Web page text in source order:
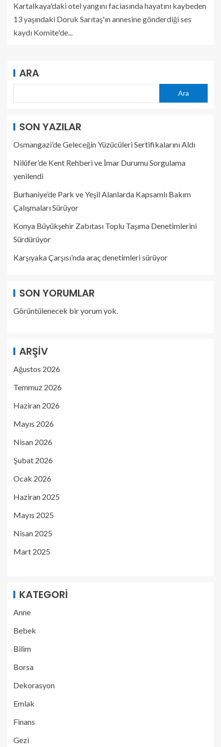
Kartalkaya'daki otel yangını faciasında hayatını kaybeden
13 yaşındaki Doruk Sarıtaş'ın annesine gönderdiği ses
kaydı Komite'de...
ARA
Ara
SON YAZILAR
Osmangazi’de Geleceğin Yüzücüleri Sertifikalarını Aldı
Nilüfer’de Kent Rehberi ve İmar Durumu Sorgulama
yenilendi
Burhaniye’de Park ve Yeşil Alanlarda Kapsamlı Bakım
Çalışmaları Sürüyor
Konya Büyükşehir Zabıtası Toplu Taşıma Denetimlerini
Sürdürüyor
Karşıyaka Çarşısı’nda araç denetimleri sürüyor
SON YORUMLAR
Görüntülenecek bir yorum yok.
ARŞIV
Ağustos 2026
Temmuz 2026
Haziran 2026
Mayıs 2026
Nisan 2026
Şubat 2026
Ocak 2026
Haziran 2025
Mayıs 2025
Nisan 2025
Mart 2025
KATEGORI
Anne
Bebek
Bilim
Borsa
Dekorasyon
Emlak
Finans
Gezi